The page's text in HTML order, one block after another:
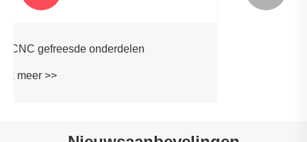
Acryl C CNC-gefreesde onderdelen
Bekijk meer >>